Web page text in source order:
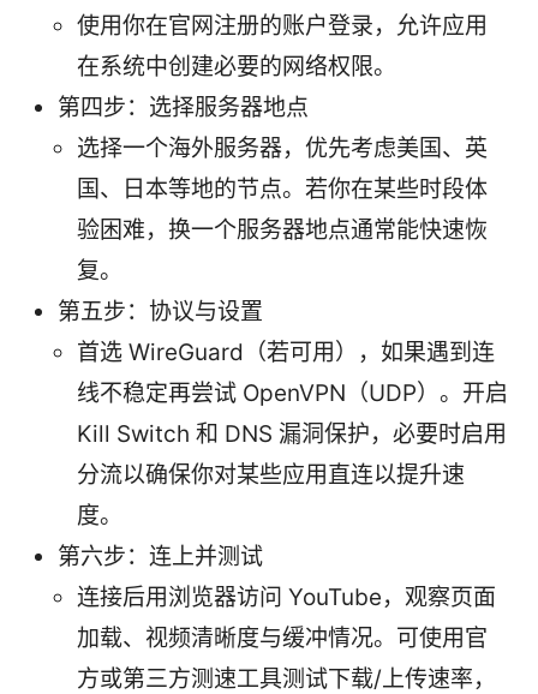
使用你在官网注册的账户登录，允许应用
在系统中创建必要的网络权限。
第四步：选择服务器地点
选择一个海外服务器，优先考虑美国、英
国、日本等地的节点。若你在某些时段体
验困难，换一个服务器地点通常能快速恢
复。
第五步：协议与设置
首选 WireGuard（若可用），如果遇到连
线不稳定再尝试 OpenVPN（UDP）。开启
Kill Switch 和 DNS 漏洞保护，必要时启用
分流以确保你对某些应用直连以提升速
度。
第六步：连上并测试
连接后用浏览器访问 YouTube，观察页面
加载、视频清晰度与缓冲情况。可使用官
方或第三方测速工具测试下载/上传速率，